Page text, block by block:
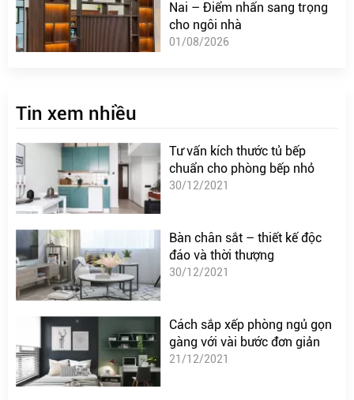
Nai – Điểm nhấn sang trọng
cho ngôi nhà
01/08/2026
Tin xem nhiều
Tư vấn kích thước tủ bếp
chuẩn cho phòng bếp nhỏ
30/12/2021
Bàn chân sắt – thiết kế độc
đáo và thời thượng
30/12/2021
Cách sắp xếp phòng ngủ gọn
gàng với vài bước đơn giản
21/12/2021